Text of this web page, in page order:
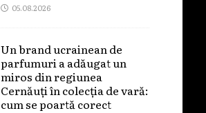
05.08.2026
Un brand ucrainean de
parfumuri a adăugat un
miros din regiunea
Cernăuți în colecția de vară:
cum se poartă corect